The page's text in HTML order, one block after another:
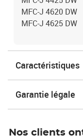
MFC-J 4620 DW
MFC-J 4625 DW
Caractéristiques
Garantie légale
Nos clients